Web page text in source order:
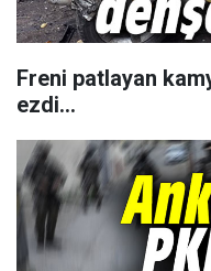
Freni patlayan
ezdi...